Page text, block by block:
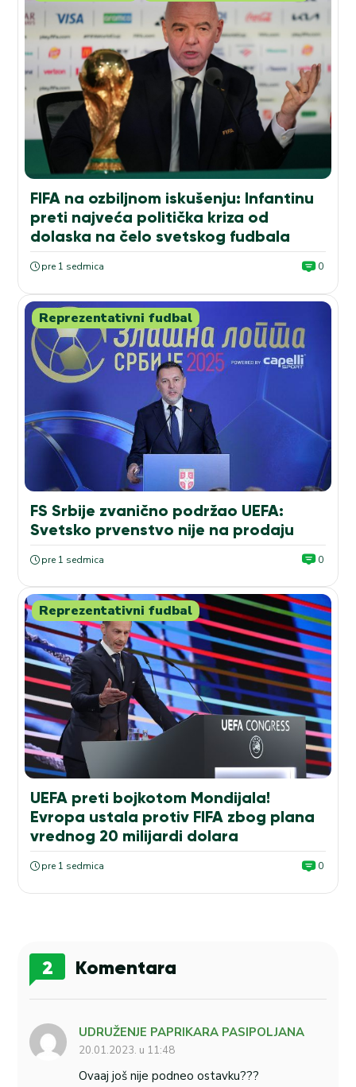
FIFA na ozbiljnom iskušenju: Infantinu
preti najveća politička kriza od
dolaska na čelo svetskog fudbala
pre 1 sedmica 0
Reprezentativni fudbal
FS Srbije zvanično podržao UEFA:
Svetsko prvenstvo nije na prodaju
pre 1 sedmica 0
Reprezentativni fudbal
UEFA preti bojkotom Mondijala!
Evropa ustala protiv FIFA zbog plana
vrednog 20 milijardi dolara
pre 1 sedmica 0
2 Komentara
UDRUŽENJE PAPRIKARA PASIPOLJANA
20.01.2023. u 11:48
Ovaaj još nije podneo ostavku???